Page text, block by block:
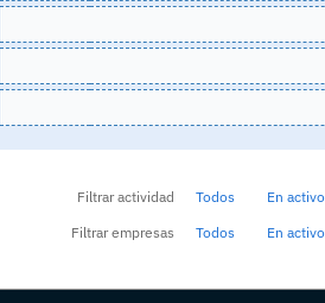
Filtrar actividad Todos En activo
Filtrar empresas
Todos En activo